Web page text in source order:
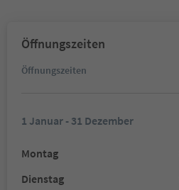
Öffnungszeiten
Öffnungszeiten
1 Januar - 31 Dezember
Montag
Dienstag